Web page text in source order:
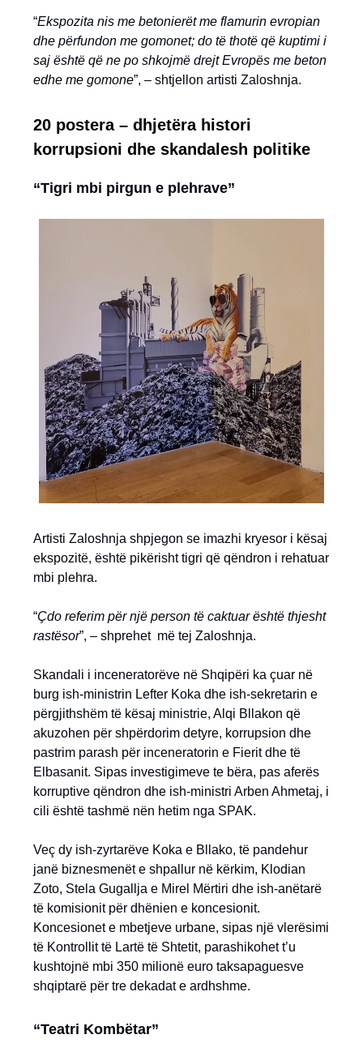
“Ekspozita nis me betonierët me flamurin evropian
dhe përfundon me gomonet; do të thotë që kuptimi i
saj është që ne po shkojmë drejt Evropës me beton
edhe me gomone”, – shtjellon artisti Zaloshnja.
20 postera – dhjetëra histori
korrupsioni dhe skandalesh politike
“Tigri mbi pirgun e plehrave”
Artisti Zaloshnja shpjegon se imazhi kryesor i kësaj
ekspozitë, është pikërisht tigri që qëndron i rehatuar
mbi plehra.
“Çdo referim për një person të caktuar është thjesht
rastësor”, – shprehet më tej Zaloshnja.
Skandali i inceneratorëve në Shqipëri ka çuar në
burg ish-ministrin Lefter Koka dhe ish-sekretarin e
përgjithshëm të kësaj ministrie, Alqi Bllakon që
akuzohen për shpërdorim detyre, korrupsion dhe
pastrim parash për inceneratorin e Fierit dhe të
Elbasanit. Sipas investigimeve te bëra, pas aferës
korruptive qëndron dhe ish-ministri Arben Ahmetaj, i
cili është tashmë nën hetim nga SPAK.
Veç dy ish-zyrtarëve Koka e Bllako, të pandehur
janë biznesmenët e shpallur në kërkim, Klodian
Zoto, Stela Gugallja e Mirel Mërtiri dhe ish-anëtarë
të komisionit për dhënien e koncesionit.
Koncesionet e mbetjeve urbane, sipas një vlerësimi
të Kontrollit të Lartë të Shtetit, parashikohet t’u
kushtojnë mbi 350 milionë euro taksapaguesve
shqiptarë për tre dekadat e ardhshme.
“Teatri Kombëtar”